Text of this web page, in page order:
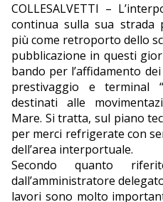
COLLESALVETTI –
continua sulla sua strada
più come retroporto dello
pubblicazione in questi
bando per l’affidamento
prestivaggio e terminal
destinati alle
Mare. Si tratta, sul piano
per merci refrigerate con
dell’area interportuale.
Secondo quanto
dall’amministratore
lavori sono molto